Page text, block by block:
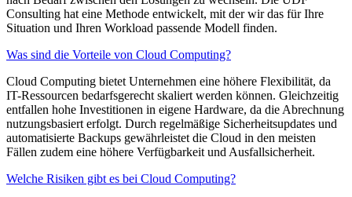
Consulting hat eine Methode entwickelt, mit der wir das für Ihre
Situation und Ihren Workload passende Modell finden.
Was sind die Vorteile von Cloud Computing?
Cloud Computing bietet Unternehmen eine höhere Flexibilität, da
IT-Ressourcen bedarfsgerecht skaliert werden können. Gleichzeitig
entfallen hohe Investitionen in eigene Hardware, da die Abrechnung
nutzungsbasiert erfolgt. Durch regelmäßige Sicherheitsupdates und
automatisierte Backups gewährleistet die Cloud in den meisten
Fällen zudem eine höhere Verfügbarkeit und Ausfallsicherheit.
Welche Risiken gibt es bei Cloud Computing?